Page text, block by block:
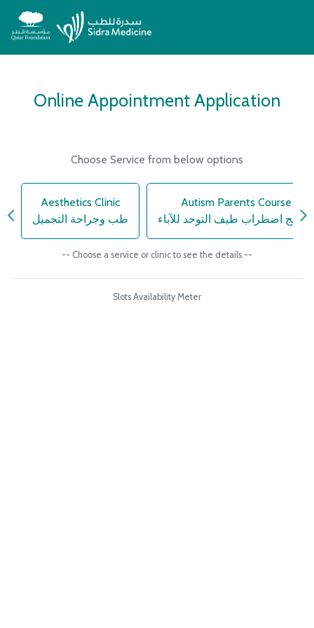
Online Appointment Application
Choose Service from below options
Aesthetics Clinic
طب وجراحة التجميل
Autism Parents Course
برنامج اضطراب طيف التوحد للآباء
-- Choose a service or clinic to see the details --
Slots Availability Meter